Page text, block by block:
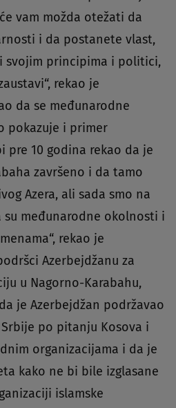
vam možda otežati da
i da postanete vlast,
svojim principima i politici,
rekao je
da se međunarodne
pokazuje i primer
pre 10 godina rekao da je
završeno i da tamo
Azera, ali sada smo na
međunarodne okolnosti i
rekao je
Azerbejdžanu za
u Nagorno-Karabahu,
je Azerbejdžan podržavao
po pitanju Kosova i
organizacijama i da je
kako ne bi bile izglasane
islamske